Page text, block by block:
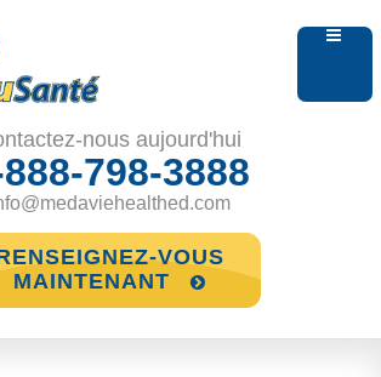
nous aujourd'hui
798-3888
VOUS
MAINTENANT